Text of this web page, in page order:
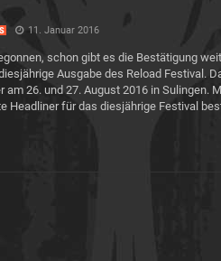
11. Januar 2016
schon gibt es die Bestätigung
Ausgabe des Reload Festival.
am 26. und 27. August 2016 in Sulingen.
Headliner für das diesjährige Festival